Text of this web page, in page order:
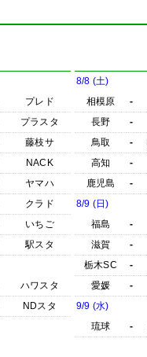
プレド
プラスタ
藤枝サ
NACK
ヤマハ
クラド
いちご
駅スタ
ハワスタ
NDスタ
8/8 (土)
相模原
-
長野
-
鳥取
-
高知
-
鹿児島
-
8/9 (日)
福島
-
滋賀
-
栃木SC
-
愛媛
-
9/9 (水)
琉球
-